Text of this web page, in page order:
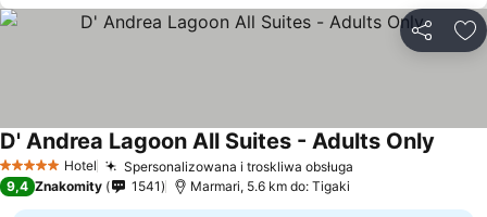
5 KategoriaHotel Spersonalizowana i troskliwa obsługa
D' Andrea Lagoon All Suites - Adults Only
9,4 Znakomity 1541 Marmari, 5.6 km do: Tigaki